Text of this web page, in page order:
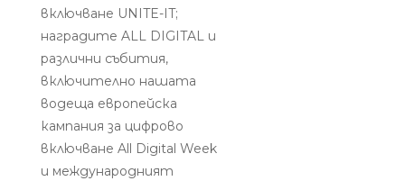
включване UNITE-IT;
наградите ALL DIGITAL и
различни събития,
включително нашата
водеща европейска
кампания за цифрово
включване All Digital Week
и международният